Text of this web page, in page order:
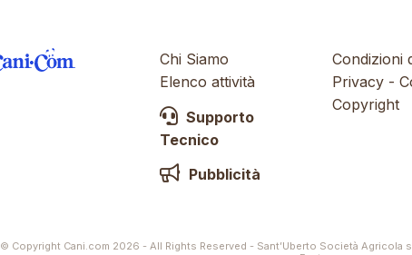
Chi Siamo
Elenco attività
Supporto
Tecnico
Pubblicità
Condizioni
Privacy -
Copyright
© Copyright Cani.com 2026 - All Rights Reserved - Sant’Uberto Società Agricola